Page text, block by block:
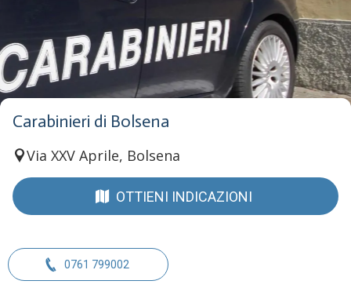
Carabinieri di Bolsena
Via XXV Aprile, Bolsena
OTTIENI INDICAZIONI
0761 799002